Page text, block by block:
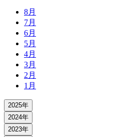
8月
7月
6月
5月
4月
3月
2月
1月
2025年
2024年
2023年